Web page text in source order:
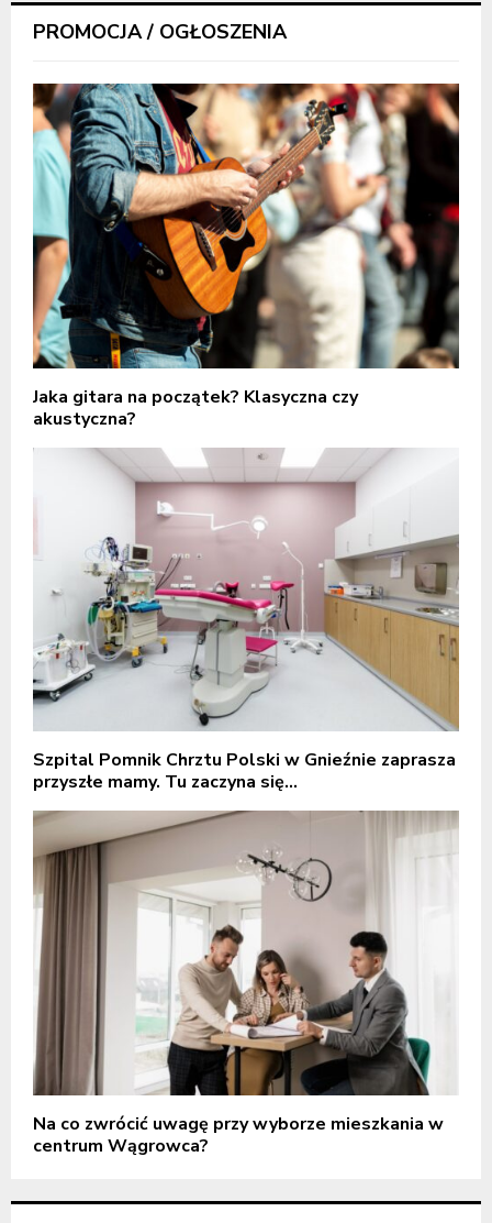
PROMOCJA / OGŁOSZENIA
Jaka gitara na początek? Klasyczna czy
akustyczna?
Szpital Pomnik Chrztu Polski w Gnieźnie zaprasza
przyszłe mamy. Tu zaczyna się...
Na co zwrócić uwagę przy wyborze mieszkania w
centrum Wągrowca?